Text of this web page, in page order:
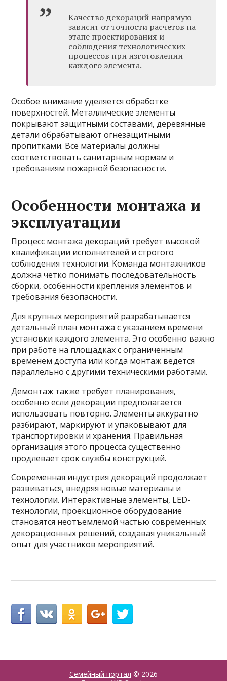
Качество декораций напрямую
зависит от точности расчетов на
этапе проектирования и
соблюдения технологических
процессов при изготовлении
каждого элемента.
Особое внимание уделяется обработке
поверхностей. Металлические элементы
покрывают защитными составами, деревянные
детали обрабатывают огнезащитными
пропитками. Все материалы должны
соответствовать санитарным нормам и
требованиям пожарной безопасности.
Особенности монтажа и
эксплуатации
Процесс монтажа декораций требует высокой
квалификации исполнителей и строгого
соблюдения технологии. Команда монтажников
должна четко понимать последовательность
сборки, особенности крепления элементов и
требования безопасности.
Для крупных мероприятий разрабатывается
детальный план монтажа с указанием времени
установки каждого элемента. Это особенно важно
при работе на площадках с ограниченным
временем доступа или когда монтаж ведется
параллельно с другими техническими работами.
Демонтаж также требует планирования,
особенно если декорации предполагается
использовать повторно. Элементы аккуратно
разбирают, маркируют и упаковывают для
транспортировки и хранения. Правильная
организация этого процесса существенно
продлевает срок службы конструкций.
Современная индустрия декораций продолжает
развиваться, внедряя новые материалы и
технологии. Интерактивные элементы, LED-
технологии, проекционное оборудование
становятся неотъемлемой частью современных
декорационных решений, создавая уникальный
опыт для участников мероприятий.
Семейный портал © 2026